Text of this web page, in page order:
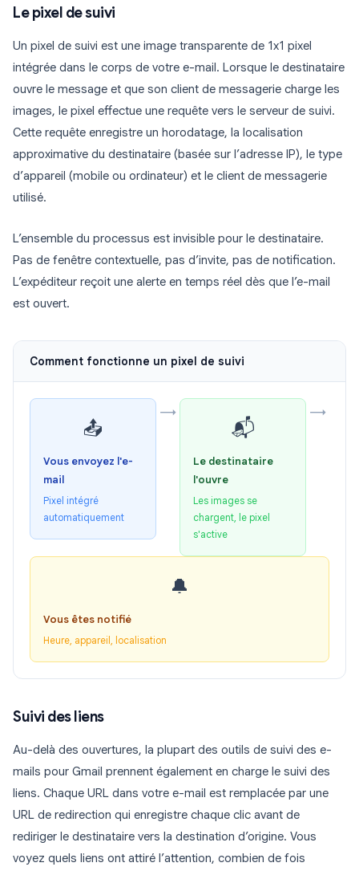
Le pixel de suivi
Un pixel de suivi est une image transparente de 1x1 pixel
intégrée dans le corps de votre e-mail. Lorsque le destinataire
ouvre le message et que son client de messagerie charge les
images, le pixel effectue une requête vers le serveur de suivi.
Cette requête enregistre un horodatage, la localisation
approximative du destinataire (basée sur l’adresse IP), le type
d’appareil (mobile ou ordinateur) et le client de messagerie
utilisé.
L’ensemble du processus est invisible pour le destinataire.
Pas de fenêtre contextuelle, pas d’invite, pas de notification.
L’expéditeur reçoit une alerte en temps réel dès que l’e-mail
est ouvert.
Comment fonctionne un pixel de suivi
📤
Vous envoyez l'e-
mail
Pixel intégré
automatiquement
→
📬
Le destinataire
l'ouvre
Les images se
chargent, le pixel
s'active
→
🔔
Vous êtes notifié
Heure, appareil, localisation
Suivi des liens
Au-delà des ouvertures, la plupart des outils de suivi des e-
mails pour Gmail prennent également en charge le suivi des
liens. Chaque URL dans votre e-mail est remplacée par une
URL de redirection qui enregistre chaque clic avant de
rediriger le destinataire vers la destination d’origine. Vous
voyez quels liens ont attiré l’attention, combien de fois